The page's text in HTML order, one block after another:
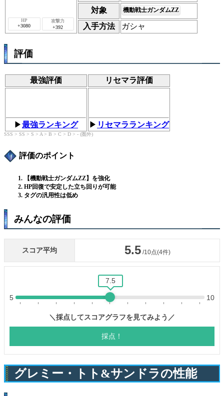
+3080 +392
対象 機動戦士ガンダムZZ
入手方法 ガシャ
評価
最強評価 リセマラ評価
▶︎最強ランキング ▶︎ リセマラランキング
SSS > SS > S > A > B > C > D > - (圏外)
評価のポイント
【機動戦士ガンダムZZ】を強化
HP回復で安定した立ち回りが可能
タグの汎用性は低め
みんなの評価
グレミー・トト&サンドラの性能